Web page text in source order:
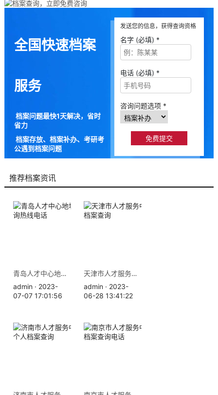
全国快速档案
服务
档案问题最快1天解决，省时
省力
档案存放、档案补办、考研考
公遇到档案问题
发送您的信息，获得查询资格
名字 (必填) *
电话 (必填) *
咨询问题选项 *
推荐档案资讯
青岛人才中心地址 档案查询热线电话
admin · 2023-
07-07 17:01:56
天津市人才服务中心地址 档案查询
admin · 2023-
06-28 13:41:22